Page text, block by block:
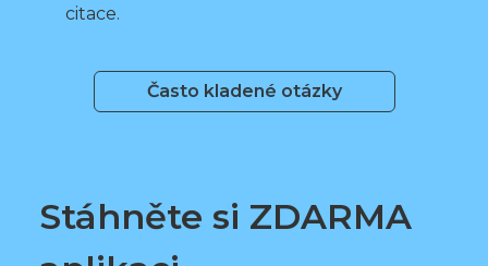
citace.
Často kladené otázky
Stáhněte si ZDARMA